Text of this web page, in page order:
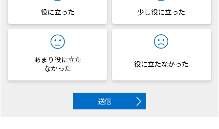
役に立った 少し役に立った
あまり役に立た
なかった
役に立たなかった
送信